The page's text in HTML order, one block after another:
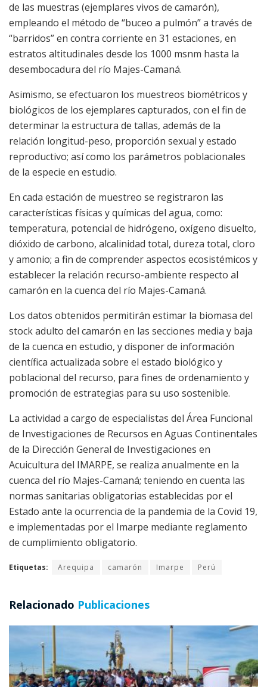
de las muestras (ejemplares vivos de camarón),
empleando el método de “buceo a pulmón” a través de
“barridos” en contra corriente en 31 estaciones, en
estratos altitudinales desde los 1000 msnm hasta la
desembocadura del río Majes-Camaná.
Asimismo, se efectuaron los muestreos biométricos y
biológicos de los ejemplares capturados, con el fin de
determinar la estructura de tallas, además de la
relación longitud-peso, proporción sexual y estado
reproductivo; así como los parámetros poblacionales
de la especie en estudio.
En cada estación de muestreo se registraron las
características físicas y químicas del agua, como:
temperatura, potencial de hidrógeno, oxígeno disuelto,
dióxido de carbono, alcalinidad total, dureza total, cloro
y amonio; a fin de comprender aspectos ecosistémicos y
establecer la relación recurso-ambiente respecto al
camarón en la cuenca del río Majes-Camaná.
Los datos obtenidos permitirán estimar la biomasa del
stock adulto del camarón en las secciones media y baja
de la cuenca en estudio, y disponer de información
científica actualizada sobre el estado biológico y
poblacional del recurso, para fines de ordenamiento y
promoción de estrategias para su uso sostenible.
La actividad a cargo de especialistas del Área Funcional
de Investigaciones de Recursos en Aguas Continentales
de la Dirección General de Investigaciones en
Acuicultura del IMARPE, se realiza anualmente en la
cuenca del río Majes-Camaná; teniendo en cuenta las
normas sanitarias obligatorias establecidas por el
Estado ante la ocurrencia de la pandemia de la Covid 19,
e implementadas por el Imarpe mediante reglamento
de cumplimiento obligatorio.
Etiquetas: Arequipa camarón Imarpe Perú
Relacionado Publicaciones